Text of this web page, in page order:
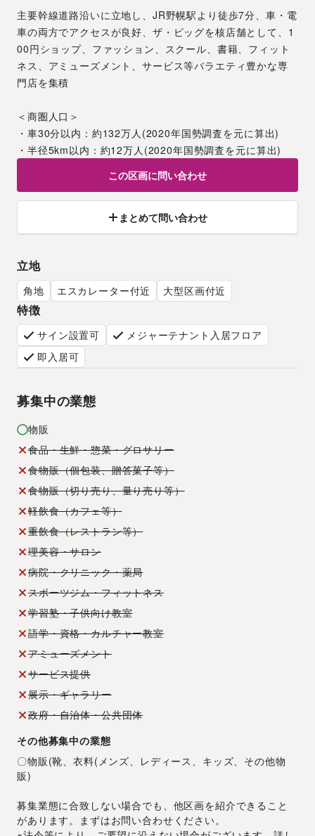
主要幹線道路沿いに立地し、JR野幌駅より徒歩7分、車・電
車の両方でアクセスが良好、ザ・ビッグを核店舗として、1
00円ショップ、ファッション、スクール、書籍、フィット
ネス、アミューズメント、サービス等バラエティ豊かな専
門店を集積
＜商圏人口＞
・車30分以内：約132万人(2020年国勢調査を元に算出)
・半径5km以内：約12万人(2020年国勢調査を元に算出)
この区画に問い合わせ
まとめて問い合わせ
立地
角地 エスカレーター付近 大型区画付近
特徴
サイン設置可
メジャーテナント入居フロア
即入居可
募集中の業態
物販
食品・生鮮・惣菜・グロサリー
食物販（個包装、贈答菓子等）
食物販（切り売り、量り売り等）
軽飲食（カフェ等）
重飲食（レストラン等）
理美容・サロン
病院・クリニック・薬局
スポーツジム・フィットネス
学習塾・子供向け教室
語学・資格・カルチャー教室
アミューズメント
サービス提供
展示・ギャラリー
政府・自治体・公共団体
その他募集中の業態
〇物販(靴、衣料(メンズ、レディース、キッズ、その他物
販)
募集業態に合致しない場合でも、他区画を紹介できること
があります。まずはお問い合わせください。